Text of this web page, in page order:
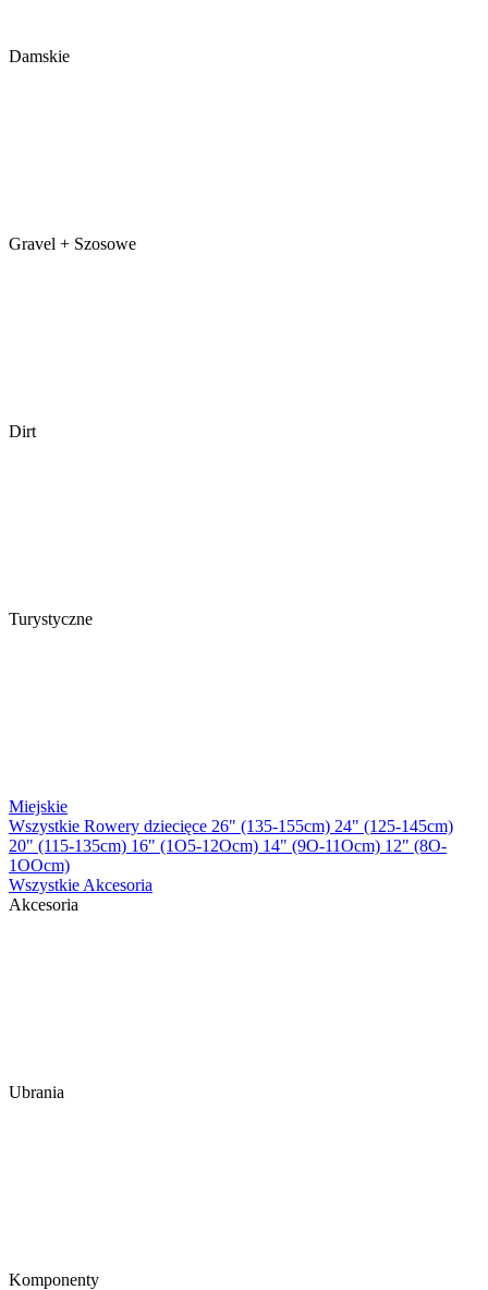
Damskie
Gravel + Szosowe
Dirt
Turystyczne
Miejskie
Wszystkie Rowery dziecięce 26" (135-155cm) 24" (125-145cm)
20" (115-135cm) 16" (1O5-12Ocm) 14" (9O-11Ocm) 12" (8O-
1OOcm)
Wszystkie Akcesoria
Akcesoria
Ubrania
Komponenty